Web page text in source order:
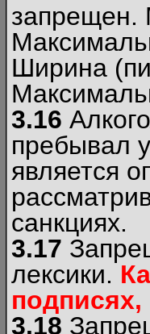
запрещен.
Ширина
3.16
пребывал
является
санкциях.
3.17
лексики.
3.18